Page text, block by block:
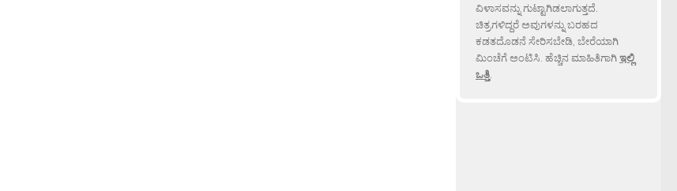
ವಿಳಾಸವನ್ನು ಗುಟ್ಟಾಗಿಡಲಾಗುತ್ತದೆ.
ಚಿತ್ರಗಳಿದ್ದರೆ ಅವುಗಳನ್ನು ಬರಹದ
ಕಡತದೊಡನೆ ಸೇರಿಸಬೇಡಿ, ಬೇರೆಯಾಗಿ
ಮಿಂಚೆಗೆ ಅಂಟಿಸಿ. ಹೆಚ್ಚಿನ ಮಾಹಿತಿಗಾಗಿಇಲ್ಲಿ
ಒತ್ತಿ.